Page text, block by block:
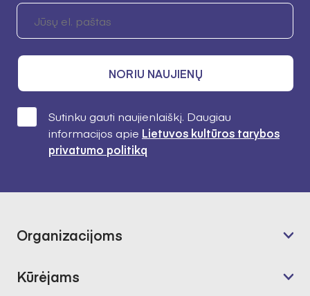
NORIU NAUJIENŲ
Sutinku gauti naujienlaiškį. Daugiau
informacijos apie Lietuvos kultūros tarybos
privatumo politiką
Organizacijoms
Kūrėjams